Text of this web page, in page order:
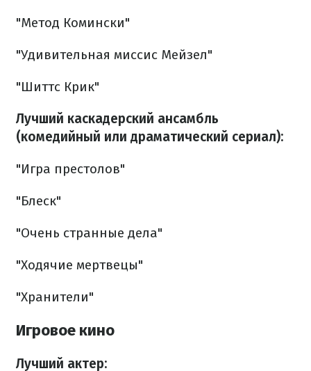
"Метод Комински"
"Удивительная миссис Мейзел"
"Шиттс Крик"
Лучший каскадерский ансамбль
(комедийный или драматический сериал):
"Игра престолов"
"Блеск"
"Очень странные дела"
"Ходячие мертвецы"
"Хранители"
Игровое кино
Лучший актер: